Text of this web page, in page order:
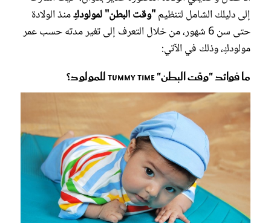
إلى دليلك الشامل لتنظيم"وقت البطن" لمولودكِمنذ الولادة
حتى سن 6 شهور، من خلال التعرف إلى تغير مدته حسب عمر
مولودكِ، وذلك في الآتي:
ما فوائد "وقت البطن" TUMMY TIME للمولود؟